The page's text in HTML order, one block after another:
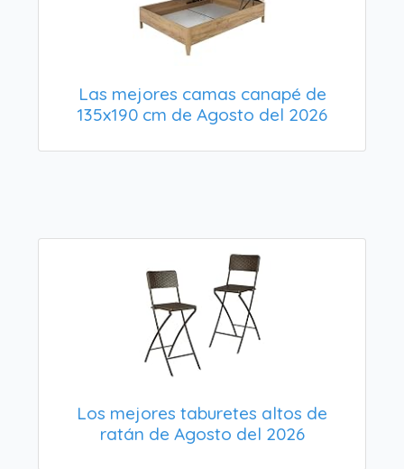
Las mejores camas canapé de
135x190 cm de Agosto del 2026
Los mejores taburetes altos de
ratán de Agosto del 2026